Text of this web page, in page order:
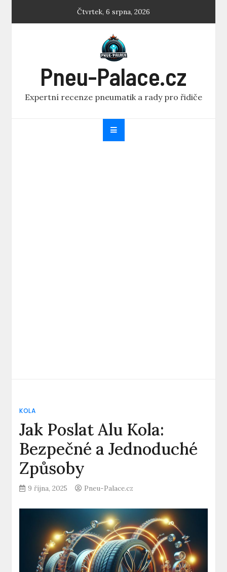
Čtvrtek, 6 srpna, 2026
Pneu-Palace.cz
Expertní recenze pneumatik a rady pro řidiče
KOLA
Jak Poslat Alu Kola:
Bezpečné a Jednoduché
Způsoby
9 října, 2025 Pneu-Palace.cz